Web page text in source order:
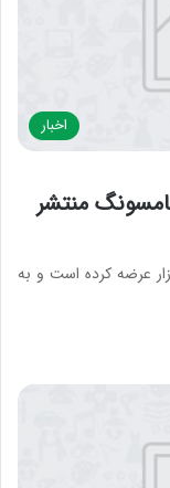
اخبار
منتشر
عرضه کرده است و به